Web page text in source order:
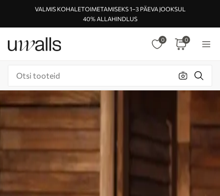
VALMIS KOHALETOIMETAMISEKS 1–3 PÄEVA JOOKSUL
40% ALLAHINDLUS
0 0